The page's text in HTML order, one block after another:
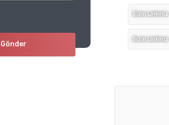
Sizin Linkiniz
Sizin Linkiniz